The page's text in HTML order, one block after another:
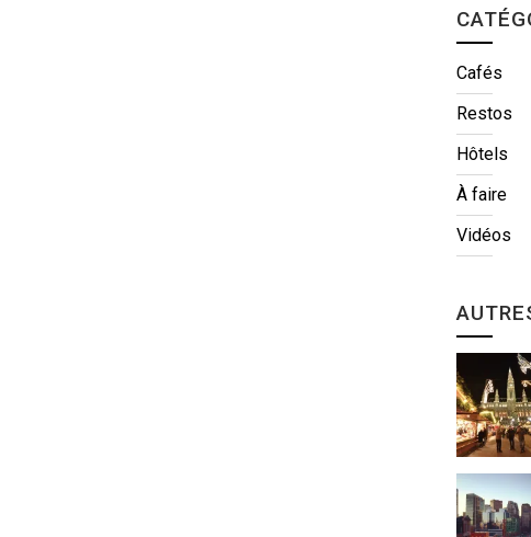
Cafés
Restos
Hôtels
À faire
Vidéos